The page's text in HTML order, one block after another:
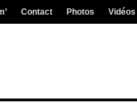
Contact Photos Vidéos